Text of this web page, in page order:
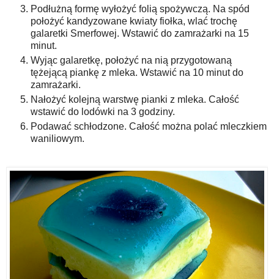
Podłużną formę wyłożyć folią spożywczą. Na spód
położyć kandyzowane kwiaty fiołka, wlać trochę
galaretki Smerfowej. Wstawić do zamrażarki na 15
minut.
Wyjąc galaretkę, położyć na nią przygotowaną
tężejącą piankę z mleka. Wstawić na 10 minut do
zamrażarki.
Nałożyć kolejną warstwę pianki z mleka. Całość
wstawić do lodówki na 3 godziny.
Podawać schłodzone. Całość można polać mleczkiem
waniliowym.